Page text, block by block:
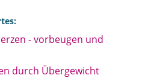
- vorbeugen und
durch Übergewicht